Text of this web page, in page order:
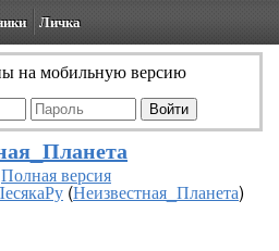
Личка
на мобильную версию
Полная версия
(Неизвестная_Планета)